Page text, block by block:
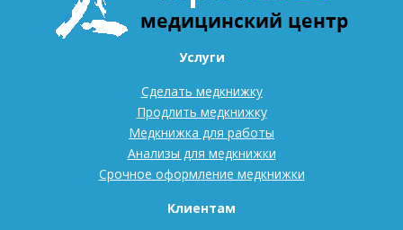
Услуги
Сделать медкнижку
Продлить медкнижку
Медкнижка для работы
Анализы для медкнижки
Срочное оформление медкнижки
Клиентам